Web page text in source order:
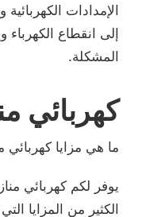
الإمدادات
إلى انقطاع
المشكلة.
كهربائي
ما هي مزايا كهربائي
يوفر لكم كهربائي
الكثير من المزايا